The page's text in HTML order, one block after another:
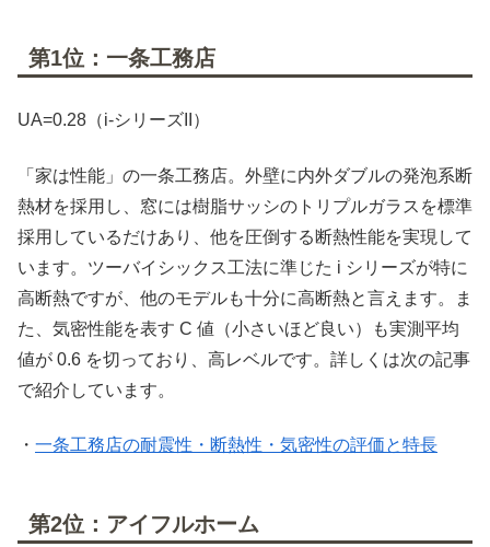
第1位：一条工務店
UA=0.28（i-シリーズII）
「家は性能」の一条工務店。外壁に内外ダブルの発泡系断
熱材を採用し、窓には樹脂サッシのトリプルガラスを標準
採用しているだけあり、他を圧倒する断熱性能を実現して
います。ツーバイシックス工法に準じた i シリーズが特に
高断熱ですが、他のモデルも十分に高断熱と言えます。ま
た、気密性能を表す C 値（小さいほど良い）も実測平均
値が 0.6 を切っており、高レベルです。詳しくは次の記事
で紹介しています。
・ 一条工務店の耐震性・断熱性・気密性の評価と特長
第2位：アイフルホーム